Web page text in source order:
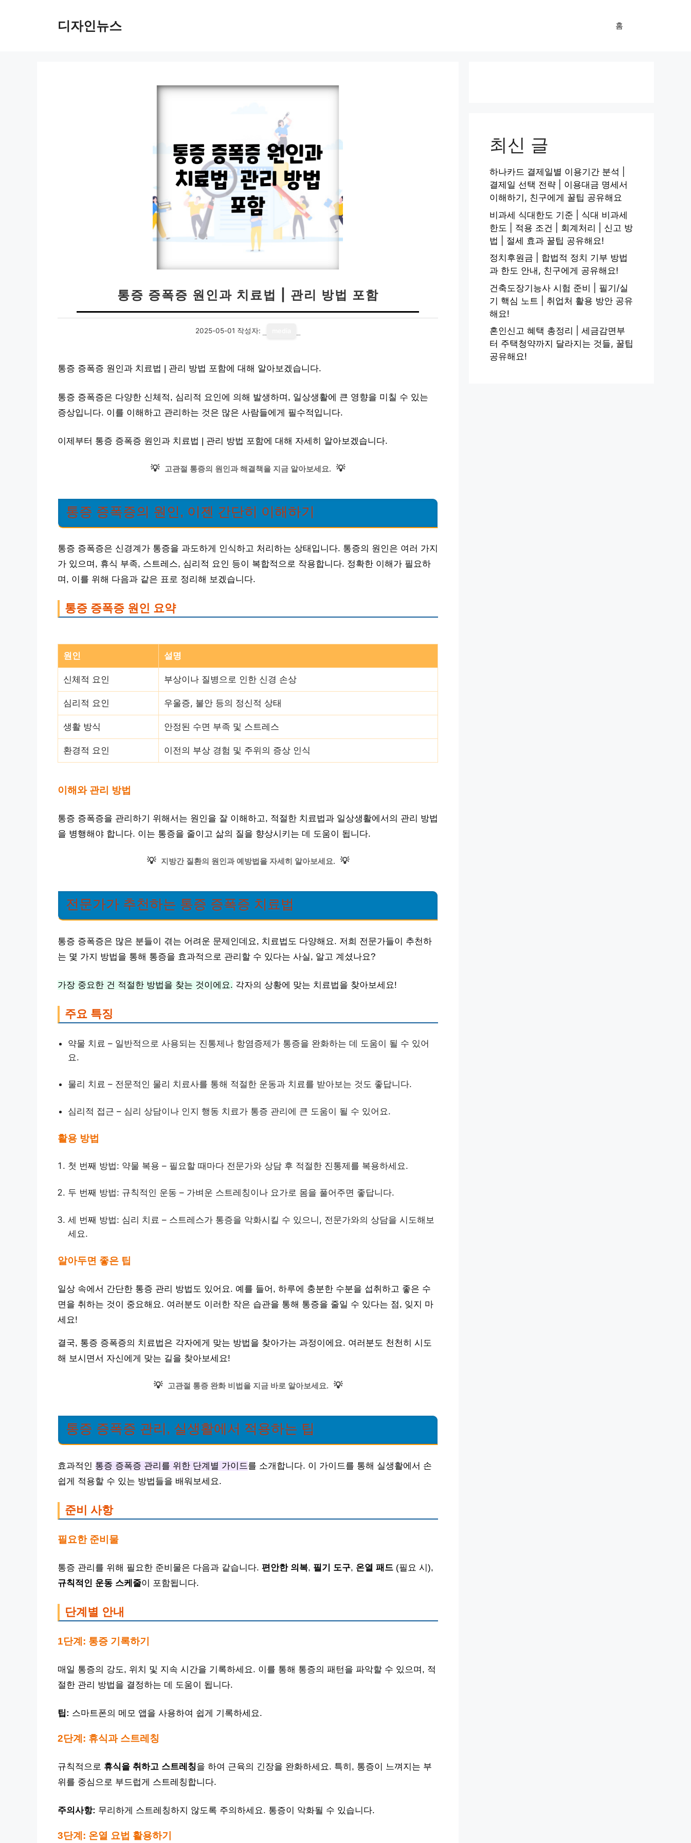
디자인뉴스 홈
통증 증폭증 원인과 치료법 | 관리 방법 포함
2025-05-01 작성자:
통증 증폭증 원인과 치료법 | 관리 방법 포함에 대해 알아보겠습니다.
통증 증폭증은 다양한 신체적, 심리적 요인에 의해 발생하며, 일상생활에 큰 영향을 미칠 수 있는
증상입니다. 이를 이해하고 관리하는 것은 많은 사람들에게 필수적입니다.
이제부터 통증 증폭증 원인과 치료법 | 관리 방법 포함에 대해 자세히 알아보겠습니다.
💡 고관절 통증의 원인과 해결책을 지금 알아보세요. 💡
통증 증폭증의 원인, 이젠 간단히 이해하기
통증 증폭증은 신경계가 통증을 과도하게 인식하고 처리하는 상태입니다. 통증의 원인은 여러 가지
가 있으며, 휴식 부족, 스트레스, 심리적 요인 등이 복합적으로 작용합니다. 정확한 이해가 필요하
며, 이를 위해 다음과 같은 표로 정리해 보겠습니다.
통증 증폭증 원인 요약
원인 설명
신체적 요인 부상이나 질병으로 인한 신경 손상
심리적 요인 우울증, 불안 등의 정신적 상태
생활 방식 안정된 수면 부족 및 스트레스
환경적 요인 이전의 부상 경험 및 주위의 증상 인식
이해와 관리 방법
통증 증폭증을 관리하기 위해서는 원인을 잘 이해하고, 적절한 치료법과 일상생활에서의 관리 방법
을 병행해야 합니다. 이는 통증을 줄이고 삶의 질을 향상시키는 데 도움이 됩니다.
💡 지방간 질환의 원인과 예방법을 자세히 알아보세요. 💡
전문가가 추천하는 통증 증폭증 치료법
통증 증폭증은 많은 분들이 겪는 어려운 문제인데요, 치료법도 다양해요. 저희 전문가들이 추천하
는 몇 가지 방법을 통해 통증을 효과적으로 관리할 수 있다는 사실, 알고 계셨나요?
가장 중요한 건 적절한 방법을 찾는 것이에요. 각자의 상황에 맞는 치료법을 찾아보세요!
주요 특징
약물 치료 – 일반적으로 사용되는 진통제나 항염증제가 통증을 완화하는 데 도움이 될 수 있어
요.
물리 치료 – 전문적인 물리 치료사를 통해 적절한 운동과 치료를 받아보는 것도 좋답니다.
심리적 접근 – 심리 상담이나 인지 행동 치료가 통증 관리에 큰 도움이 될 수 있어요.
활용 방법
첫 번째 방법: 약물 복용 – 필요할 때마다 전문가와 상담 후 적절한 진통제를 복용하세요.
두 번째 방법: 규칙적인 운동 – 가벼운 스트레칭이나 요가로 몸을 풀어주면 좋답니다.
세 번째 방법: 심리 치료 – 스트레스가 통증을 악화시킬 수 있으니, 전문가와의 상담을 시도해보
세요.
알아두면 좋은 팁
일상 속에서 간단한 통증 관리 방법도 있어요. 예를 들어, 하루에 충분한 수분을 섭취하고 좋은 수
면을 취하는 것이 중요해요. 여러분도 이러한 작은 습관을 통해 통증을 줄일 수 있다는 점, 잊지 마
세요!
결국, 통증 증폭증의 치료법은 각자에게 맞는 방법을 찾아가는 과정이에요. 여러분도 천천히 시도
해 보시면서 자신에게 맞는 길을 찾아보세요!
💡 고관절 통증 완화 비법을 지금 바로 알아보세요. 💡
통증 증폭증 관리, 실생활에서 적용하는 팁
효과적인 통증 증폭증 관리를 위한 단계별 가이드를 소개합니다. 이 가이드를 통해 실생활에서 손
쉽게 적용할 수 있는 방법들을 배워보세요.
준비 사항
필요한 준비물
통증 관리를 위해 필요한 준비물은 다음과 같습니다. 편안한 의복, 필기 도구, 온열 패드 (필요 시),
규칙적인 운동 스케줄이 포함됩니다.
단계별 안내
1단계: 통증 기록하기
매일 통증의 강도, 위치 및 지속 시간을 기록하세요. 이를 통해 통증의 패턴을 파악할 수 있으며, 적
절한 관리 방법을 결정하는 데 도움이 됩니다.
팁: 스마트폰의 메모 앱을 사용하여 쉽게 기록하세요.
2단계: 휴식과 스트레칭
규칙적으로 휴식을 취하고 스트레칭을 하여 근육의 긴장을 완화하세요. 특히, 통증이 느껴지는 부
위를 중심으로 부드럽게 스트레칭합니다.
주의사항: 무리하게 스트레칭하지 않도록 주의하세요. 통증이 악화될 수 있습니다.
3단계: 온열 요법 활용하기
최신 글
하나카드 결제일별 이용기간 분석 |
결제일 선택 전략 | 이용대금 명세서
이해하기, 친구에게 꿀팁 공유해요
비과세 식대한도 기준 | 식대 비과세
한도 | 적용 조건 | 회계처리 | 신고 방
법 | 절세 효과 꿀팁 공유해요!
정치후원금 | 합법적 정치 기부 방법
과 한도 안내, 친구에게 공유해요!
건축도장기능사 시험 준비 | 필기/실
기 핵심 노트 | 취업처 활용 방안 공유
해요!
혼인신고 혜택 총정리 | 세금감면부
터 주택청약까지 달라지는 것들, 꿀팁
공유해요!